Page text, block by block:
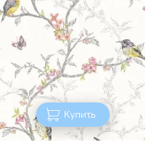
Купить